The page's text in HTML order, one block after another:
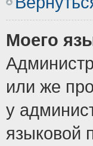
Моего
или же
у
языковой